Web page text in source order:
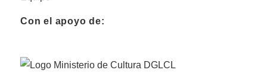
Con el apoyo de: